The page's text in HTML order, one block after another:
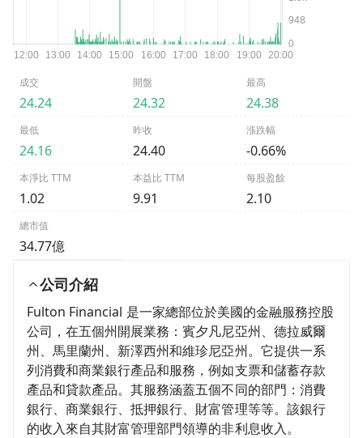
成交
24.24
開盤
24.32
最高
24.38
最低
24.16
昨收
24.40
漲跌幅
-0.66%
本淨比 TTM
1.02
本益比 TTM
9.91
每股盈餘
2.10
總市值
34.77億
公司介紹
Fulton Financial 是一家總部位於美國的金融服務控股
公司，在五個州開展業務：賓夕凡尼亞州、德拉威爾
州、馬里蘭州、新澤西州和維珍尼亞州。它提供一系
列消費和商業銀行產品和服務，例如支票和儲蓄存款
產品和貸款產品。其服務涵蓋五個不同的部門：消費
銀行、商業銀行、抵押銀行、財富管理等等。該銀行
的收入來自其財富管理部門領導的非利息收入。